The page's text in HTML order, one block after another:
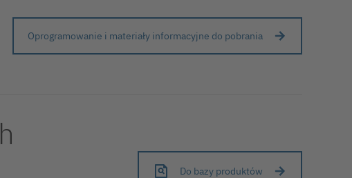
Oprogramowanie i materiały informacyjne do pobrania
Do bazy produktów